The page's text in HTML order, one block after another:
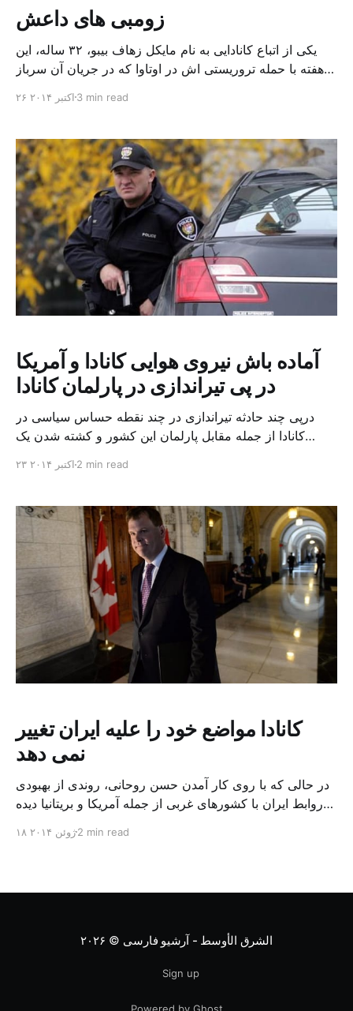
زومبی های داعش
یکی از اتباع کانادایی به نام مایکل زهاف بیبو، ۳۲ ساله، این
هفته با حمله تروریستی اش در اوتاوا که در جریان آن سرباز
حمله کرد، در صدر اخبار قرار گرفت. وی در جریان درگیری با
۲۶ اکتبر ۲۰۱۴ 3 min read
آماده باش نیروی هوایی کانادا و آمریکا
در پی تیراندازی در پارلمان کانادا
درپی چند حادثه تیراندازی در چند نقطه حساس سیاسی در
کانادا از جمله مقابل پارلمان این کشور و کشته شدن یک
نیروهای هوایی آمریکا و کانادا به حال آماده باش کامل درآمدند.
سه تیراندازی جداگانه بود
۲۳ اکتبر ۲۰۱۴ 2 min read
کانادا مواضع خود را علیه ایران تغییر
نمی دهد
در حالی که با روی کار آمدن حسن روحانی، روندی از بهبودی
روابط ایران با کشورهای غربی از جمله آمریکا و بریتانیا دیده
ایران تغییر نمی دهد. کانادا اعلام کرده است که همگام با هم
۱۸ ژوئن ۲۰۱۴2 min read
الشرق الأوسط - آرشیو فارسی © ۲۰۲۶
Sign up